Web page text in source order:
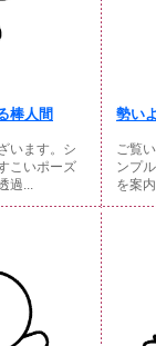
棒人間
います。シ
こいポーズ
過...
勢い
ご覧
ンプ
を案